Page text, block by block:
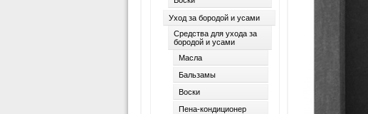
Уход за бородой и усами
Средства для ухода за
бородой и усами
Масла
Бальзамы
Воски
Пена-кондиционер